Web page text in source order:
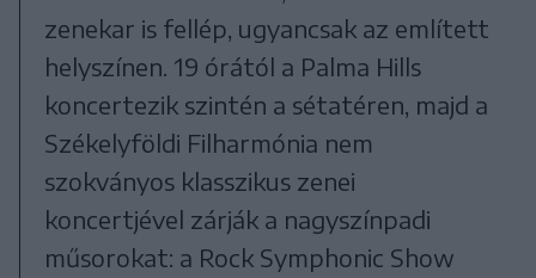
zenekar is fellép, ugyancsak az említett
helyszínen. 19 órától a Palma Hills
koncertezik szintén a sétatéren, majd a
Székelyföldi Filharmónia nem
szokványos klasszikus zenei
koncertjével zárják a nagyszínpadi
műsorokat: a Rock Symphonic Show